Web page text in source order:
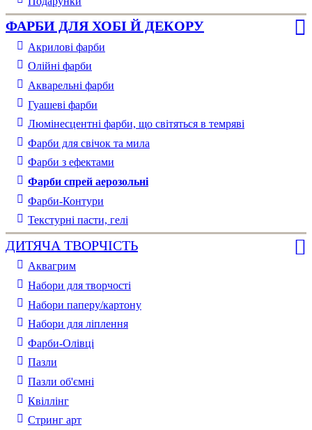
ФАРБИ ДЛЯ ХОБІ Й ДЕКОРУ
Акрилові фарби
Олійні фарби
Акварельні фарби
Гуашеві фарби
Люмінесцентні фарби, що світяться в темряві
Фарби для свічок та мила
Фарби з ефектами
Фарби спрей аерозольні
Фарби-Контури
Текстурні пасти, гелі
ДИТЯЧА ТВОРЧІСТЬ
Аквагрим
Набори для творчості
Набори паперу/картону
Набори для ліплення
Фарби-Олівці
Пазли
Пазли об'ємні
Квіллінг
Стринг арт